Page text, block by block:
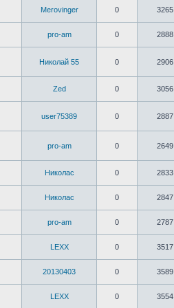
Merovinger 0 3265
pro-am 0 2888
Николай 55 0 2906
Zed 0 3056
user75389 0 2887
pro-am 0 2649
Николас 0 2833
Николас 0 2847
pro-am 0 2787
LEXX 0 3517
20130403 0 3589
LEXX 0 3554